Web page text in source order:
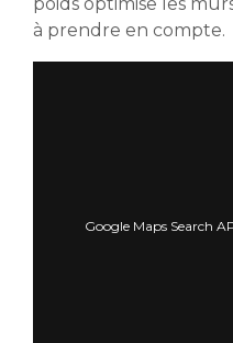
poids optimise les
à prendre en compte.
Google Maps Search